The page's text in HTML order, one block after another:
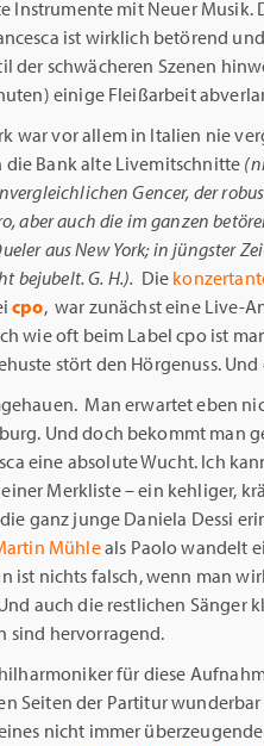
Instrumente mit Neuer Musik.
ist wirklich betörend
der schwächeren Szenen
einige Fleißarbeit
war vor allem in Italien nie
Bank alte Livemitschnitte
Gencer, der
aber auch die im ganzen
aus New York; in jüngster
bejubelt. G. H.). Die
cpo, war zunächst eine Live-
wie oft beim Label cpo ist
stört den Hörgenuss. Und
Man erwartet eben
Und doch bekommt man
eine absolute Wucht. Ich
Merkliste – ein kehliger,
ganz junge Daniela Dessi
Mühleals Paolo wandelt
ist nichts falsch, wenn man
auch die restlichen Sänger
sind hervorragend.
für diese
Seiten der Partitur wunderbar
nicht immer